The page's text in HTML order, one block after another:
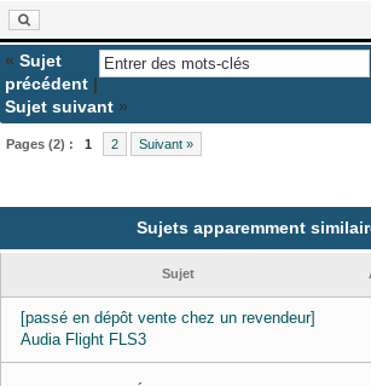
« Sujet
précédent |
Sujet suivant »
Pages (2) : 1 2 Suivant »
Sujets apparemment
Sujet
[passé en dépôt vente chez un revendeur]
Audia Flight FLS3